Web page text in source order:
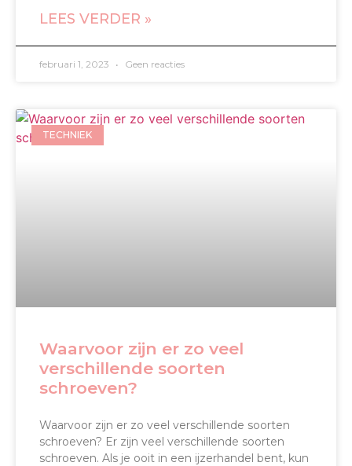
LEES VERDER »
februari 1, 2023 Geen reacties
TECHNIEK
Waarvoor zijn er zo veel
verschillende soorten
schroeven?
Waarvoor zijn er zo veel verschillende soorten
schroeven? Er zijn veel verschillende soorten
schroeven. Als je ooit in een ijzerhandel bent, kun